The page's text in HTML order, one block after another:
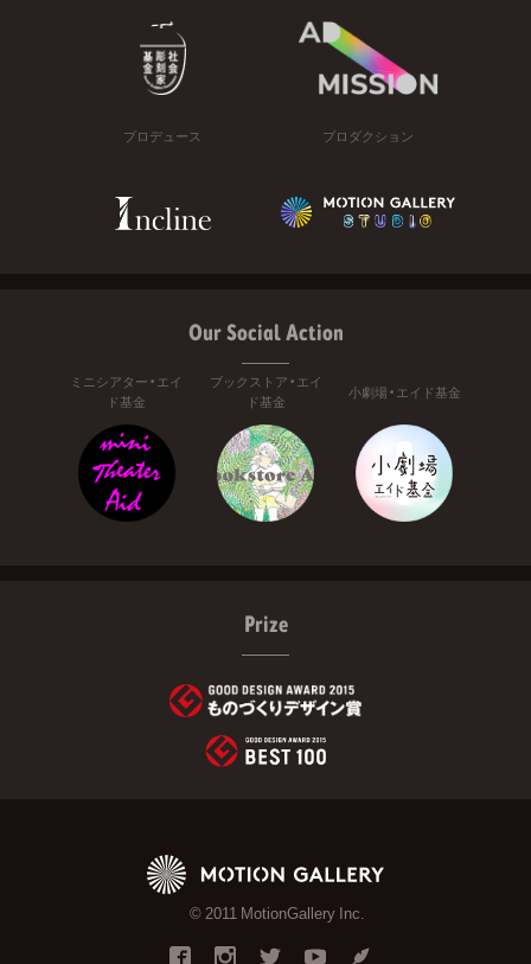
プロデュース プロダクション
Our Social Action
ミニシアター・エイ
ド基金
ブックストア・エイ
ド基金
小劇場・エイド基金
Prize
© 2011 MotionGallery Inc.